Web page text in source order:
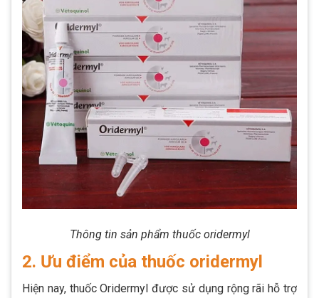
Thông tin sản phẩm thuốc oridermyl
2. Ưu điểm của thuốc oridermyl
Hiện nay, thuốc Oridermyl được sử dụng rộng rãi hỗ trợ